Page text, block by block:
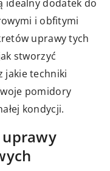
idealny dodatek do
i obfitymi
uprawy tych
stworzyć
jakie techniki
pomidory
kondycji.